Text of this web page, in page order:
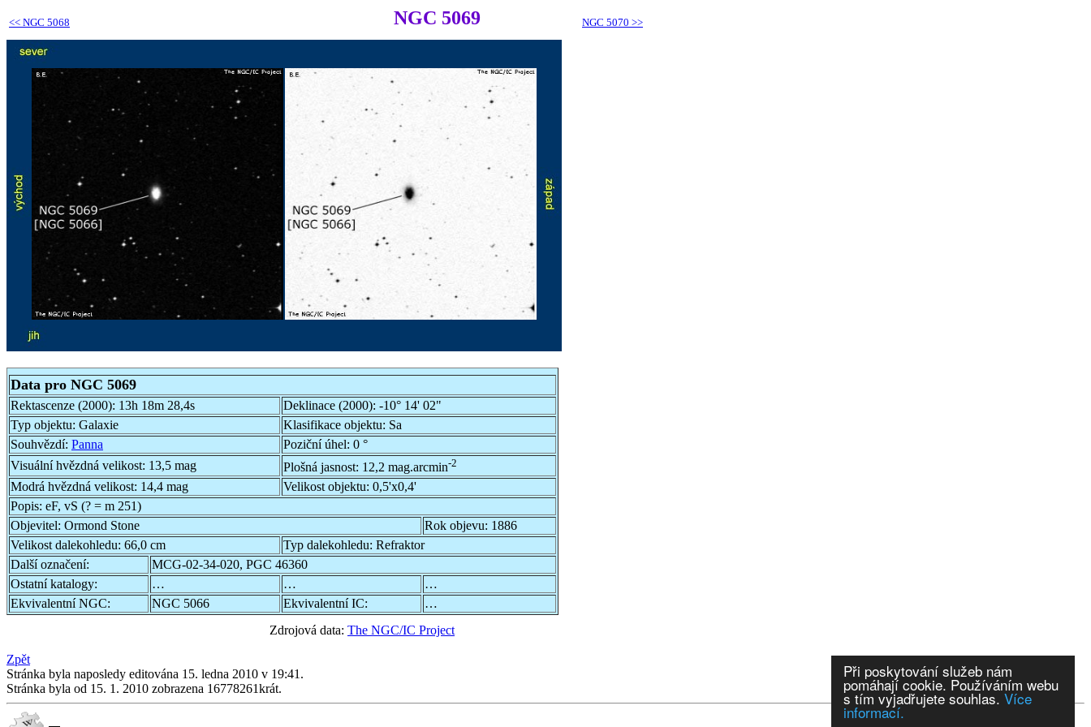
Při poskytování služeb nám
pomáhají cookie. Používáním webu
s tím vyjadřujete souhlas. Více
informací.
<< NGC 5068 NGC 5069 NGC 5070 >>
Data pro NGC 5069
Rektascenze (2000): 13h 18m 28,4s Deklinace (2000): -10° 14' 02"
Typ objektu: Galaxie Klasifikace objektu: Sa
Souhvězdí: Panna Poziční úhel: 0 °
Visuální hvězdná velikost: 13,5 mag Plošná jasnost: 12,2 mag.arcmin-2
Modrá hvězdná velikost: 14,4 mag Velikost objektu: 0,5'x0,4'
Popis: eF, vS (? = m 251)
Objevitel: Ormond Stone Rok objevu: 1886
Velikost dalekohledu: 66,0 cm Typ dalekohledu: Refraktor
Další označení:
MCG-02-34-020, PGC 46360
Ostatní katalogy:
… …
…
Ekvivalentní NGC:
NGC 5066 Ekvivalentní IC:
…
Zdrojová data: The NGC/IC Project
Zpět
Stránka byla naposledy editována 15. ledna 2010 v 19:41.
Stránka byla od 15. 1. 2010 zobrazena 16778261krát.